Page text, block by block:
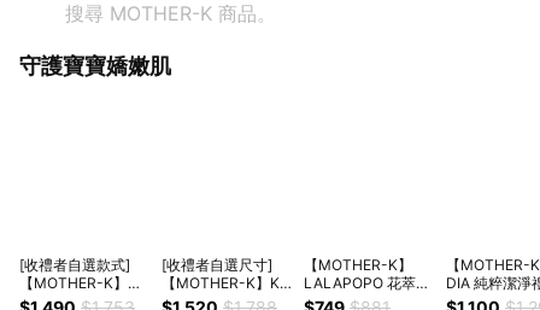
搜尋 MOTHER-K 商品。
守護寶寶嬌嫩肌
[收禮者自選款式]
【MOTHER-K】
Ecozen 伸縮拋棄式
[收禮者自選尺寸]
【MOTHER-K】K-
MOM COMFORT
【MOTHER-K】
LALAPOPO 花萃濕
紙巾禮盒｜新生禮、
【MOTHER-
DIA 純粹潔淨
嬰幼兒家庭頂